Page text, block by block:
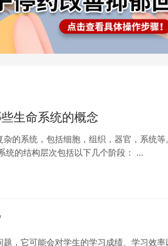
生命系统的概念
的系统，包括细胞，组织，器官，系统
统的结构层次包括以下几个阶段： …
，它可能会对学生的学习成绩、学习效